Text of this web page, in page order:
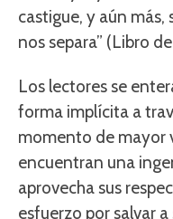
castigue, y aún más,
nos separa” (Libro de
Los lectores se
forma implícita a
momento de mayor
encuentran una
aprovecha sus
esfuerzo por salvar